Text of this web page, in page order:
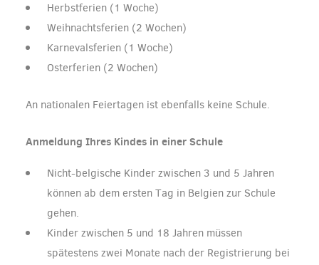
Herbstferien (1 Woche)
Weihnachtsferien (2 Wochen)
Karnevalsferien (1 Woche)
Osterferien (2 Wochen)
An nationalen Feiertagen ist ebenfalls keine Schule.
Anmeldung Ihres Kindes in einer Schule
Nicht-belgische Kinder zwischen 3 und 5 Jahren
können ab dem ersten Tag in Belgien zur Schule
gehen.
Kinder zwischen 5 und 18 Jahren müssen
spätestens zwei Monate nach der Registrierung bei